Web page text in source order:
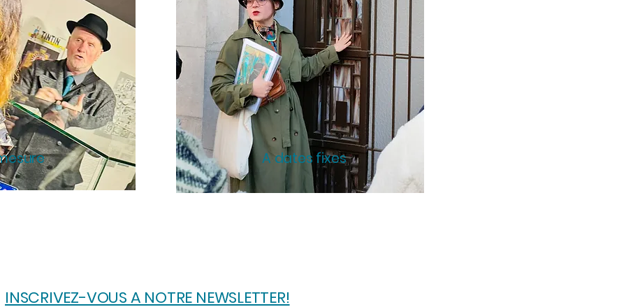
A dates fixes
INSCRIVEZ-VOUS A NOTRE NEWSLETTER!